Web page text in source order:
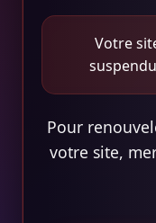
Votre
Pour
votre site,